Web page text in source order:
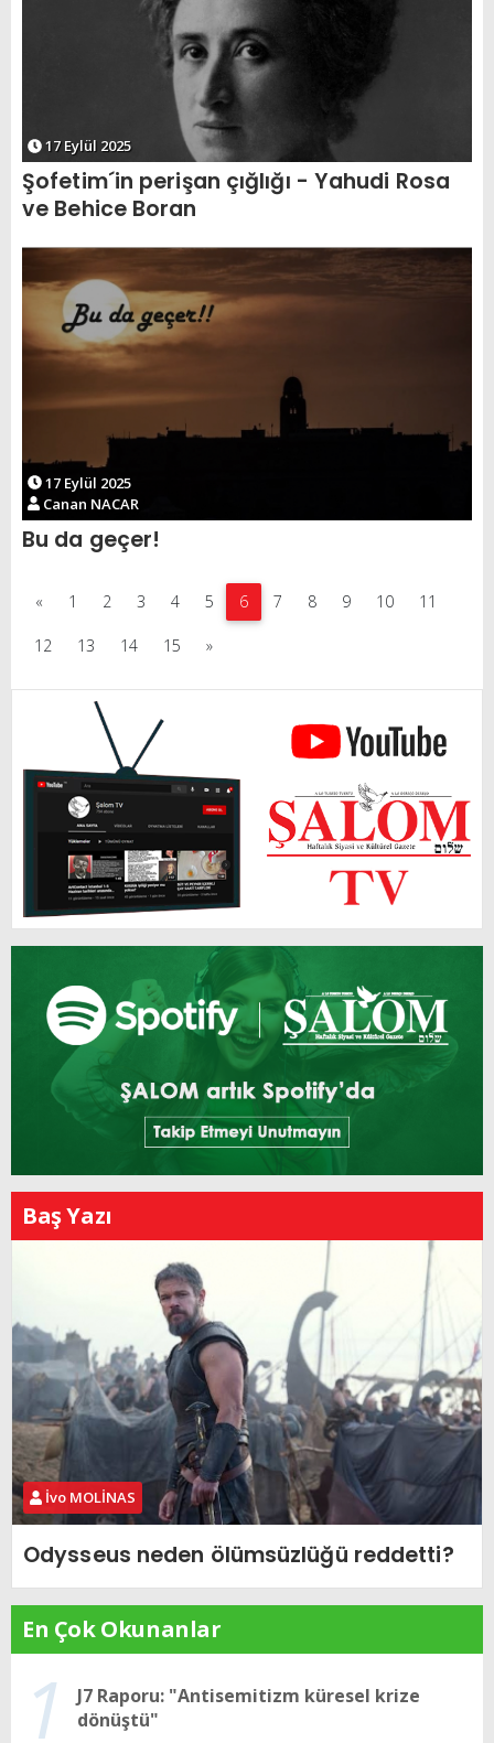
17 Eylül 2025
Şofetim´in perişan çığlığı - Yahudi Rosa
ve Behice Boran
17 Eylül 2025
Canan NACAR
Bu da geçer!
« 1 2 3 4 5 6 7 8 9 10 11
12 13 14 15 »
Baş Yazı
İvo MOLİNAS
Odysseus neden ölümsüzlüğü reddetti?
En Çok Okunanlar
1
J7 Raporu: "Antisemitizm küresel krize
dönüştü"